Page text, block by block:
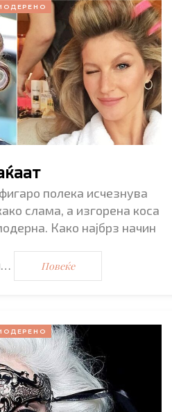
полека исчезнува
слама, а изгорена коса
Како најбрз начин
Повеќе